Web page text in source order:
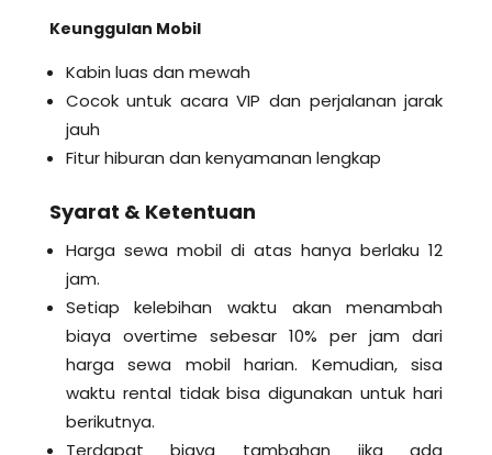
Keunggulan Mobil
Kabin luas dan mewah
Cocok untuk acara VIP dan perjalanan jarak
jauh
Fitur hiburan dan kenyamanan lengkap
Syarat & Ketentuan
Harga sewa mobil di atas hanya berlaku 12
jam.
Setiap kelebihan waktu akan menambah
biaya overtime sebesar 10% per jam dari
harga sewa mobil harian. Kemudian, sisa
waktu rental tidak bisa digunakan untuk hari
berikutnya.
Terdapat biaya tambahan jika ada